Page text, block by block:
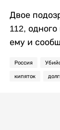
Двое
112,
ему и
Россия
кипяток